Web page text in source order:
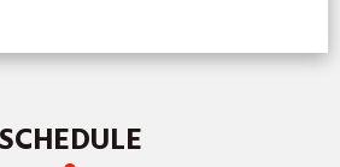
SCHEDULE